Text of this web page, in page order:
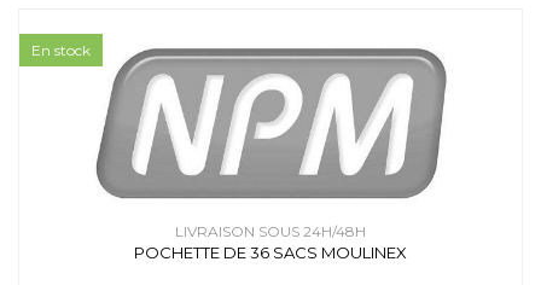
LIVRAISON SOUS 24H/48H
POCHETTE DE 36 SACS MOULINEX
En stock